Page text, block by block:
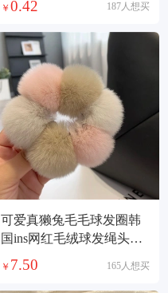
￥0.42 187人想买
可爱真獭兔毛毛球发圈韩
国ins网红毛绒球发绳头绳
扎头发头绳新款
￥ 7.50 165人想买